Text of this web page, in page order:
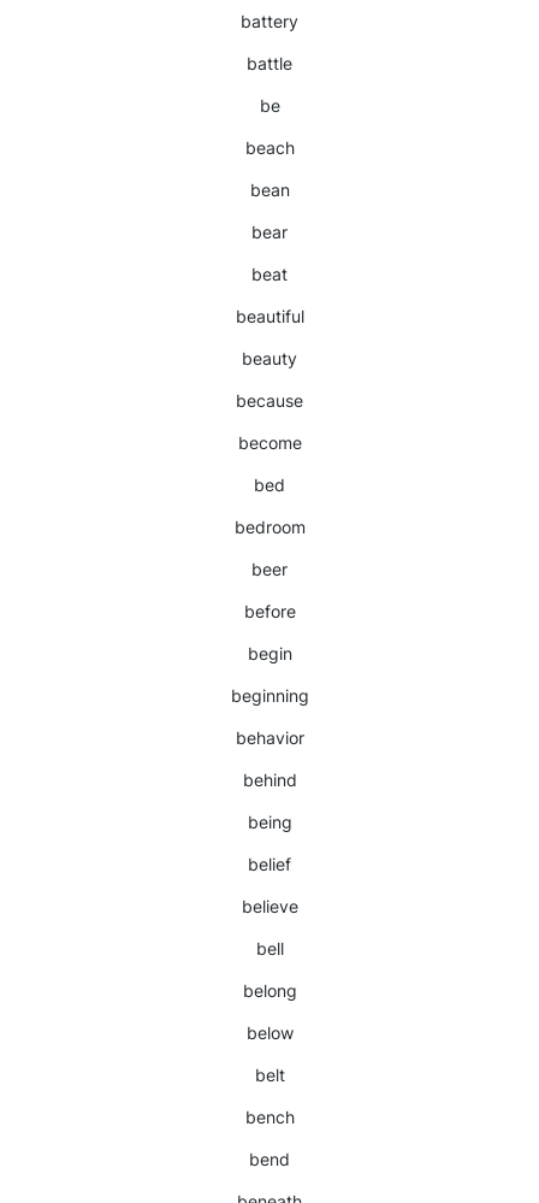
battery
battle
be
beach
bean
bear
beat
beautiful
beauty
because
become
bed
bedroom
beer
before
begin
beginning
behavior
behind
being
belief
believe
bell
belong
below
belt
bench
bend